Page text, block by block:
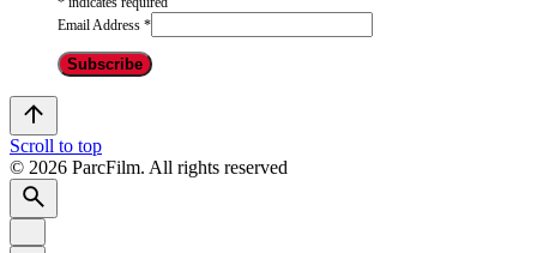
Email Address *
Scroll to top
© 2026 ParcFilm. All rights reserved